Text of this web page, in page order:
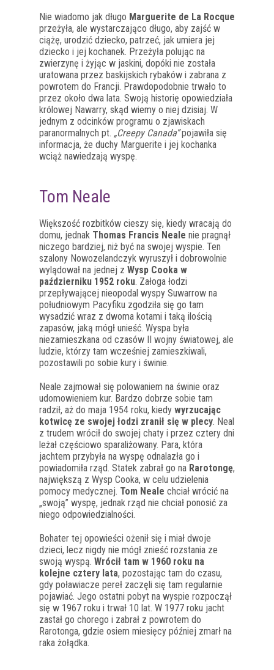
Nie wiadomo jak długo Marguerite de La Rocque
przeżyła, ale wystarczająco długo, aby zajść w
ciążę, urodzić dziecko, patrzeć, jak umiera jej
dziecko i jej kochanek. Przeżyła polując na
zwierzynę i żyjąc w jaskini, dopóki nie została
uratowana przez baskijskich rybaków i zabrana z
powrotem do Francji. Prawdopodobnie trwało to
przez około dwa lata. Swoją historię opowiedziała
królowej Nawarry, skąd wiemy o niej dzisiaj. W
jednym z odcinków programu o zjawiskach
paranormalnych pt. „Creepy Canada”pojawiła się
informacja, że duchy Marguerite i jej kochanka
wciąż nawiedzają wyspę.
Tom Neale
Większość rozbitków cieszy się, kiedy wracają do
domu, jednak Thomas Francis Neale nie pragnął
niczego bardziej, niż być na swojej wyspie. Ten
szalony Nowozelandczyk wyruszył i dobrowolnie
wylądował na jednej z Wysp Cooka w
październiku 1952 roku. Załoga łodzi
przepływającej nieopodal wyspy Suwarrow na
południowym Pacyfiku zgodziła się go tam
wysadzić wraz z dwoma kotami i taką ilością
zapasów, jaką mógł unieść. Wyspa była
niezamieszkana od czasów II wojny światowej, ale
ludzie, którzy tam wcześniej zamieszkiwali,
pozostawili po sobie kury i świnie.
Neale zajmował się polowaniem na świnie oraz
udomowieniem kur. Bardzo dobrze sobie tam
radził, aż do maja 1954 roku, kiedy wyrzucając
kotwicę ze swojej łodzi zranił się w plecy. Neal
z trudem wrócił do swojej chaty i przez cztery dni
leżał częściowo sparaliżowany. Para, która
jachtem przybyła na wyspę odnalazła go i
powiadomiła rząd. Statek zabrał go na Rarotongę,
największą z Wysp Cooka, w celu udzielenia
pomocy medycznej. Tom Neale chciał wrócić na
„swoją” wyspę, jednak rząd nie chciał ponosić za
niego odpowiedzialności.
Bohater tej opowieści ożenił się i miał dwoje
dzieci, lecz nigdy nie mógł znieść rozstania ze
swoją wyspą. Wrócił tam w 1960 roku na
kolejne cztery lata, pozostając tam do czasu,
gdy poławiacze pereł zaczęli się tam regularnie
pojawiać. Jego ostatni pobyt na wyspie rozpoczął
się w 1967 roku i trwał 10 lat. W 1977 roku jacht
zastał go chorego i zabrał z powrotem do
Rarotonga, gdzie osiem miesięcy później zmarł na
raka żołądka.